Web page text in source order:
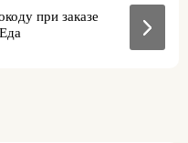
при заказе